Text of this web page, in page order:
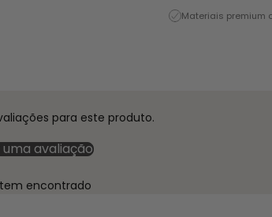
Materiais premium
para este produto.
avaliação
encontrado